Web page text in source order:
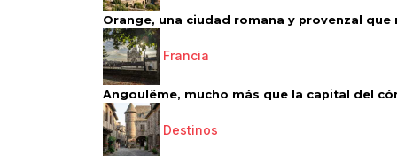
Orange, una ciudad romana y provenzal que
Francia
Angoulême, mucho más que la capital del
Destinos